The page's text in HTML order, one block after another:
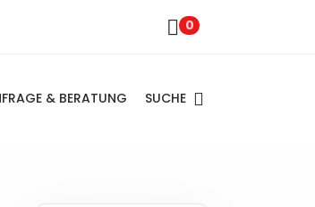
0
& BERATUNG SUCHE